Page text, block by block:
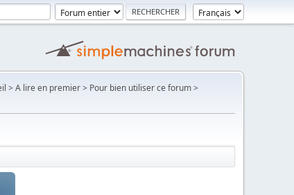
> A lire en premier > Pour bien utiliser ce forum >